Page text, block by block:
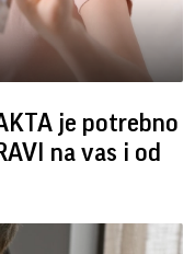
je potrebno
na vas i od